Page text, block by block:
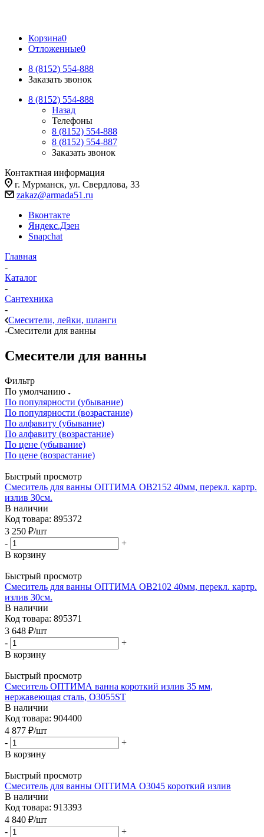
Корзина0
Отложенные0
8 (8152) 554-888
Заказать звонок
8 (8152) 554-888
Назад
Телефоны
8 (8152) 554-888
8 (8152) 554-887
Заказать звонок
Контактная информация
г. Мурманск, ул. Свердлова, 33
zakaz@armada51.ru
Вконтакте
Яндекс.Дзен
Snapchat
Главная
-
Каталог
-
Сантехника
-
Смесители, лейки, шланги
-Смесители для ванны
Смесители для ванны
Фильтр
По умолчанию
По популярности (убывание)
По популярности (возрастание)
По алфавиту (убывание)
По алфавиту (возрастание)
По цене (убывание)
По цене (возрастание)
Быстрый просмотр
Смеситель для ванны ОПТИМА ОВ2152 40мм, перекл. картр.
излив 30см.
В наличии
Код товара: 895372
3 250 ₽/шт
-
+
В корзину
Быстрый просмотр
Смеситель для ванны ОПТИМА ОВ2102 40мм, перекл. картр.
излив 30см.
В наличии
Код товара: 895371
3 648 ₽/шт
-
+
В корзину
Быстрый просмотр
Смеситель ОПТИМА ванна короткий излив 35 мм,
нержавеющая сталь, О3055ST
В наличии
Код товара: 904400
4 877 ₽/шт
-
+
В корзину
Быстрый просмотр
Смеситель для ванны ОПТИМА О3045 короткий излив
В наличии
Код товара: 913393
4 840 ₽/шт
-
+